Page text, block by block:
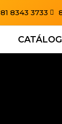
81 8343 3733